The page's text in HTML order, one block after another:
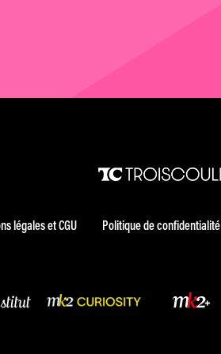
légales et CGU Politique de confidentialité